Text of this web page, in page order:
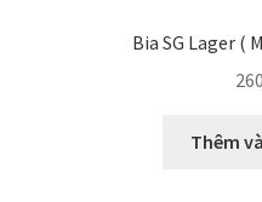
Bia SG Lager (
Thêm